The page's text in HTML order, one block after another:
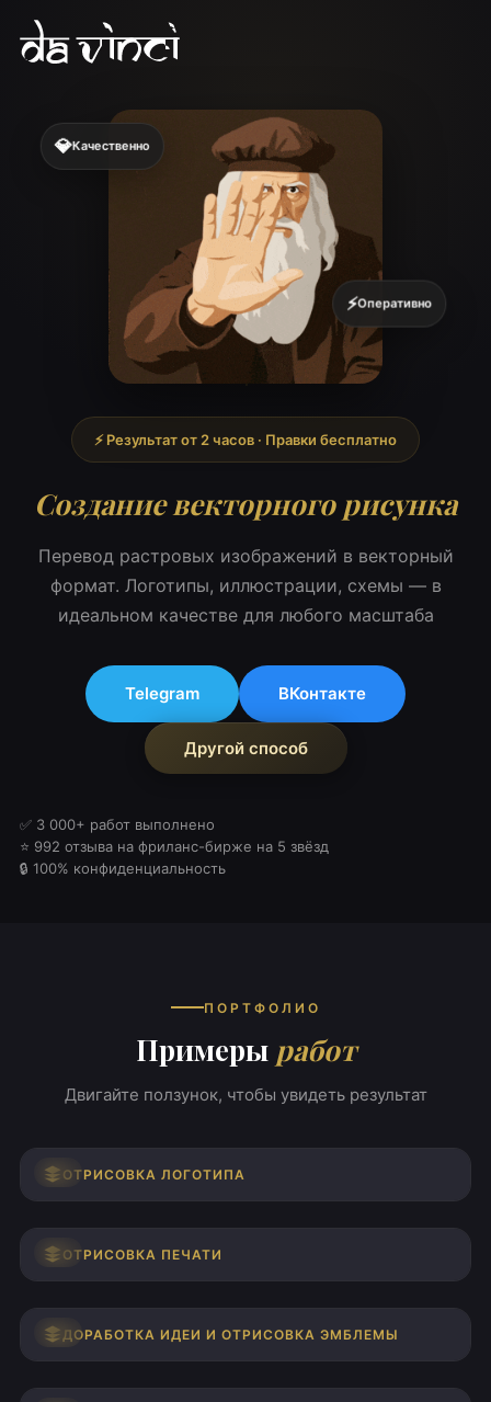
⚡ Результат от 2 часов · Правки бесплатно
Создание векторного рисунка
Перевод растровых изображений в векторный
формат. Логотипы, иллюстрации, схемы — в
идеальном качестве для любого масштаба
Telegram ВКонтакте
Другой способ
✅ 3 000+ работ выполнено
⭐ 992 отзыва на фриланс-бирже на 5 звёзд
🔒 100% конфиденциальность
💎Качественно
⚡Оперативно
ПОРТФОЛИО
Примеры работ
Двигайте ползунок, чтобы увидеть результат
ОТРИСОВКА ЛОГОТИПА
ДО
ОТРИСОВКА ПЕЧАТИ
ДО
ДОРАБОТКА ИДЕИ И ОТРИСОВКА ЭМБЛЕМЫ
ДО ПОСЛЕ